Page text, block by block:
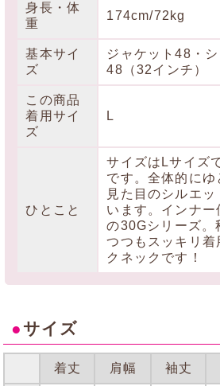
身長・体
重
174cm/72kg
基本サイ
ズ
ジャケット48・
48（32インチ）
この商品
着用サイ
ズ
L
ひとこと
サイズはLサイズ
です。全体的に
見た目のシルエ
います。インナー
の30Gシリーズ。
つつもスッキリ着
クネックです！
● サイズ
着丈 肩幅 袖丈